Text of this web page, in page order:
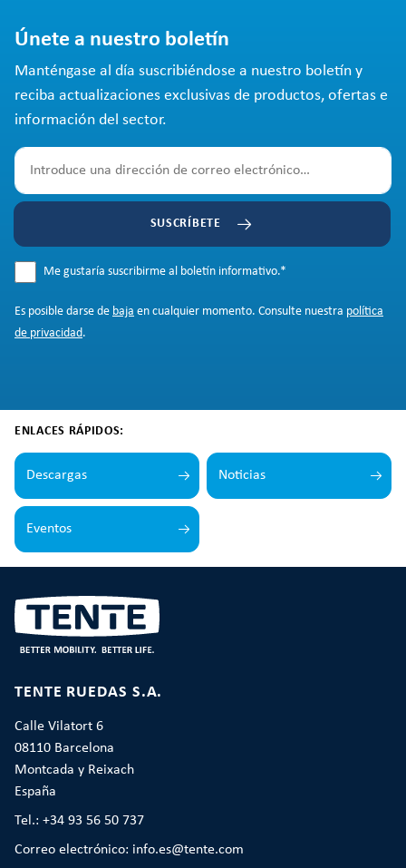
Únete a nuestro boletín
Manténgase al día suscribiéndose a nuestro boletín y
reciba actualizaciones exclusivas de productos, ofertas e
información del sector.
SUSCRÍBETE
Me gustaría suscribirme al boletín informativo.*
Es posible darse de baja en cualquier momento. Consulte nuestra política
de privacidad.
ENLACES RÁPIDOS:
Descargas Noticias
Eventos
TENTE RUEDAS S.A.
Calle Vilatort 6
08110 Barcelona
Montcada y Reixach
España
Tel.: +34 93 56 50 737
Correo electrónico: info.es@tente.com